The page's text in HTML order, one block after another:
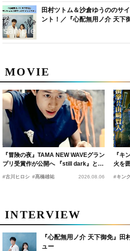
MOVIE
『冒険の夜』TAMA NEW WAVEグラン
プリ受賞作が公開へ 『still dark』と同
時上映決定
#古川ヒロシ #髙橋雄祐 2026.08.06
『キ
火を
の“
#キン
INTERVIEW
『心配無用ノ介 天下御免』
ュー
田村ツトム＆沙倉ゆうののサ
ント！／『心配無用ノ介 天下